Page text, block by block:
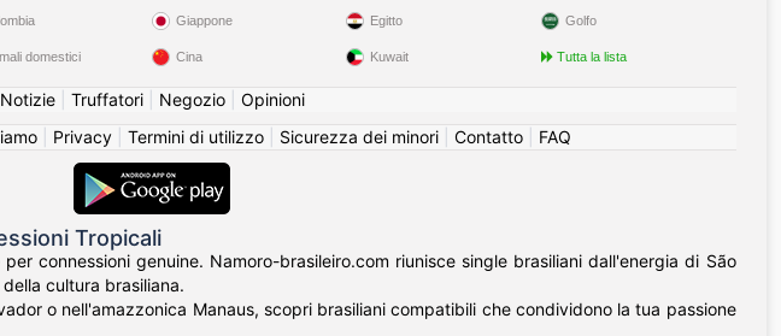
domestici
Giappone
Cina
Egitto
Kuwait
Golfo
Tutta la lista
Notizie| Truffatori| Negozio| Opinioni
Privacy Termini di utilizzo Sicurezza dei minori Contatto FAQ
Tropicali
connessioni genuine. Namoro-brasileiro.com riunisce single brasiliani dall'energia di São
cultura brasiliana.
o nell'amazzonica Manaus, scopri brasiliani compatibili che condividono la tua passione